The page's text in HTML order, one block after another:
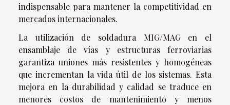
indispensable para mantener la competitividad en
mercados internacionales.
La utilización de soldadura MIG/MAG en el
ensamblaje de vías y estructuras ferroviarias
garantiza uniones más resistentes y homogéneas
que incrementan la vida útil de los sistemas. Esta
mejora en la durabilidad y calidad se traduce en
menores costos de mantenimiento y menos